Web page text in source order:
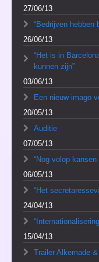
27/06/13
“Bedrijven hebben
26/06/13
“Het is in
kunnen zijn”
03/06/13
Een nieuw imago
20/05/13
Auditie
07/05/13
“Nog volop
06/05/13
“Het
24/04/13
15/04/13
Trailer Alkemade